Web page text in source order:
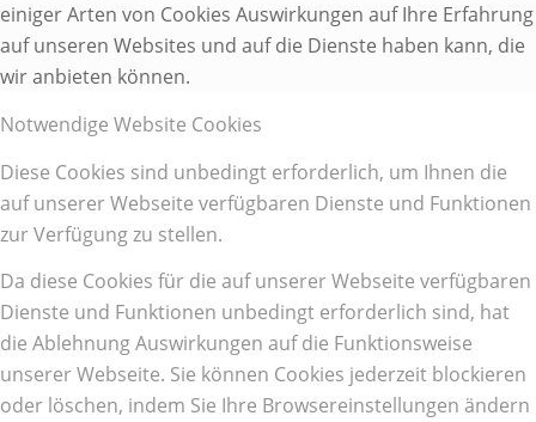
einiger Arten von Cookies Auswirkungen auf Ihre Erfahrung
auf unseren Websites und auf die Dienste haben kann, die
wir anbieten können.
Notwendige Website Cookies
Diese Cookies sind unbedingt erforderlich, um Ihnen die
auf unserer Webseite verfügbaren Dienste und Funktionen
zur Verfügung zu stellen.
Da diese Cookies für die auf unserer Webseite verfügbaren
Dienste und Funktionen unbedingt erforderlich sind, hat
die Ablehnung Auswirkungen auf die Funktionsweise
unserer Webseite. Sie können Cookies jederzeit blockieren
oder löschen, indem Sie Ihre Browsereinstellungen ändern